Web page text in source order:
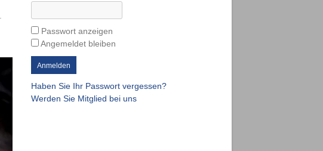
Passwort anzeigen
Angemeldet bleiben
Haben Sie Ihr Passwort vergessen?
Werden Sie Mitglied bei uns